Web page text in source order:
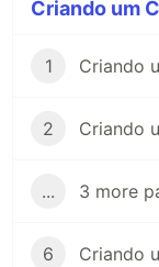
Criando um
1 Criando
2 Criando
... 3 more
6 Criando